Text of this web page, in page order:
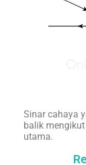
Sinar cahaya
balik
utama.